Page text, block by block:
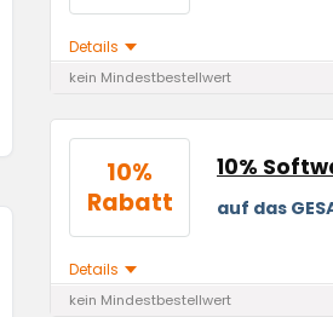
Details
kein Mindestbestellwert
10%
Rabatt
10%
auf das
Details
kein Mindestbestellwert